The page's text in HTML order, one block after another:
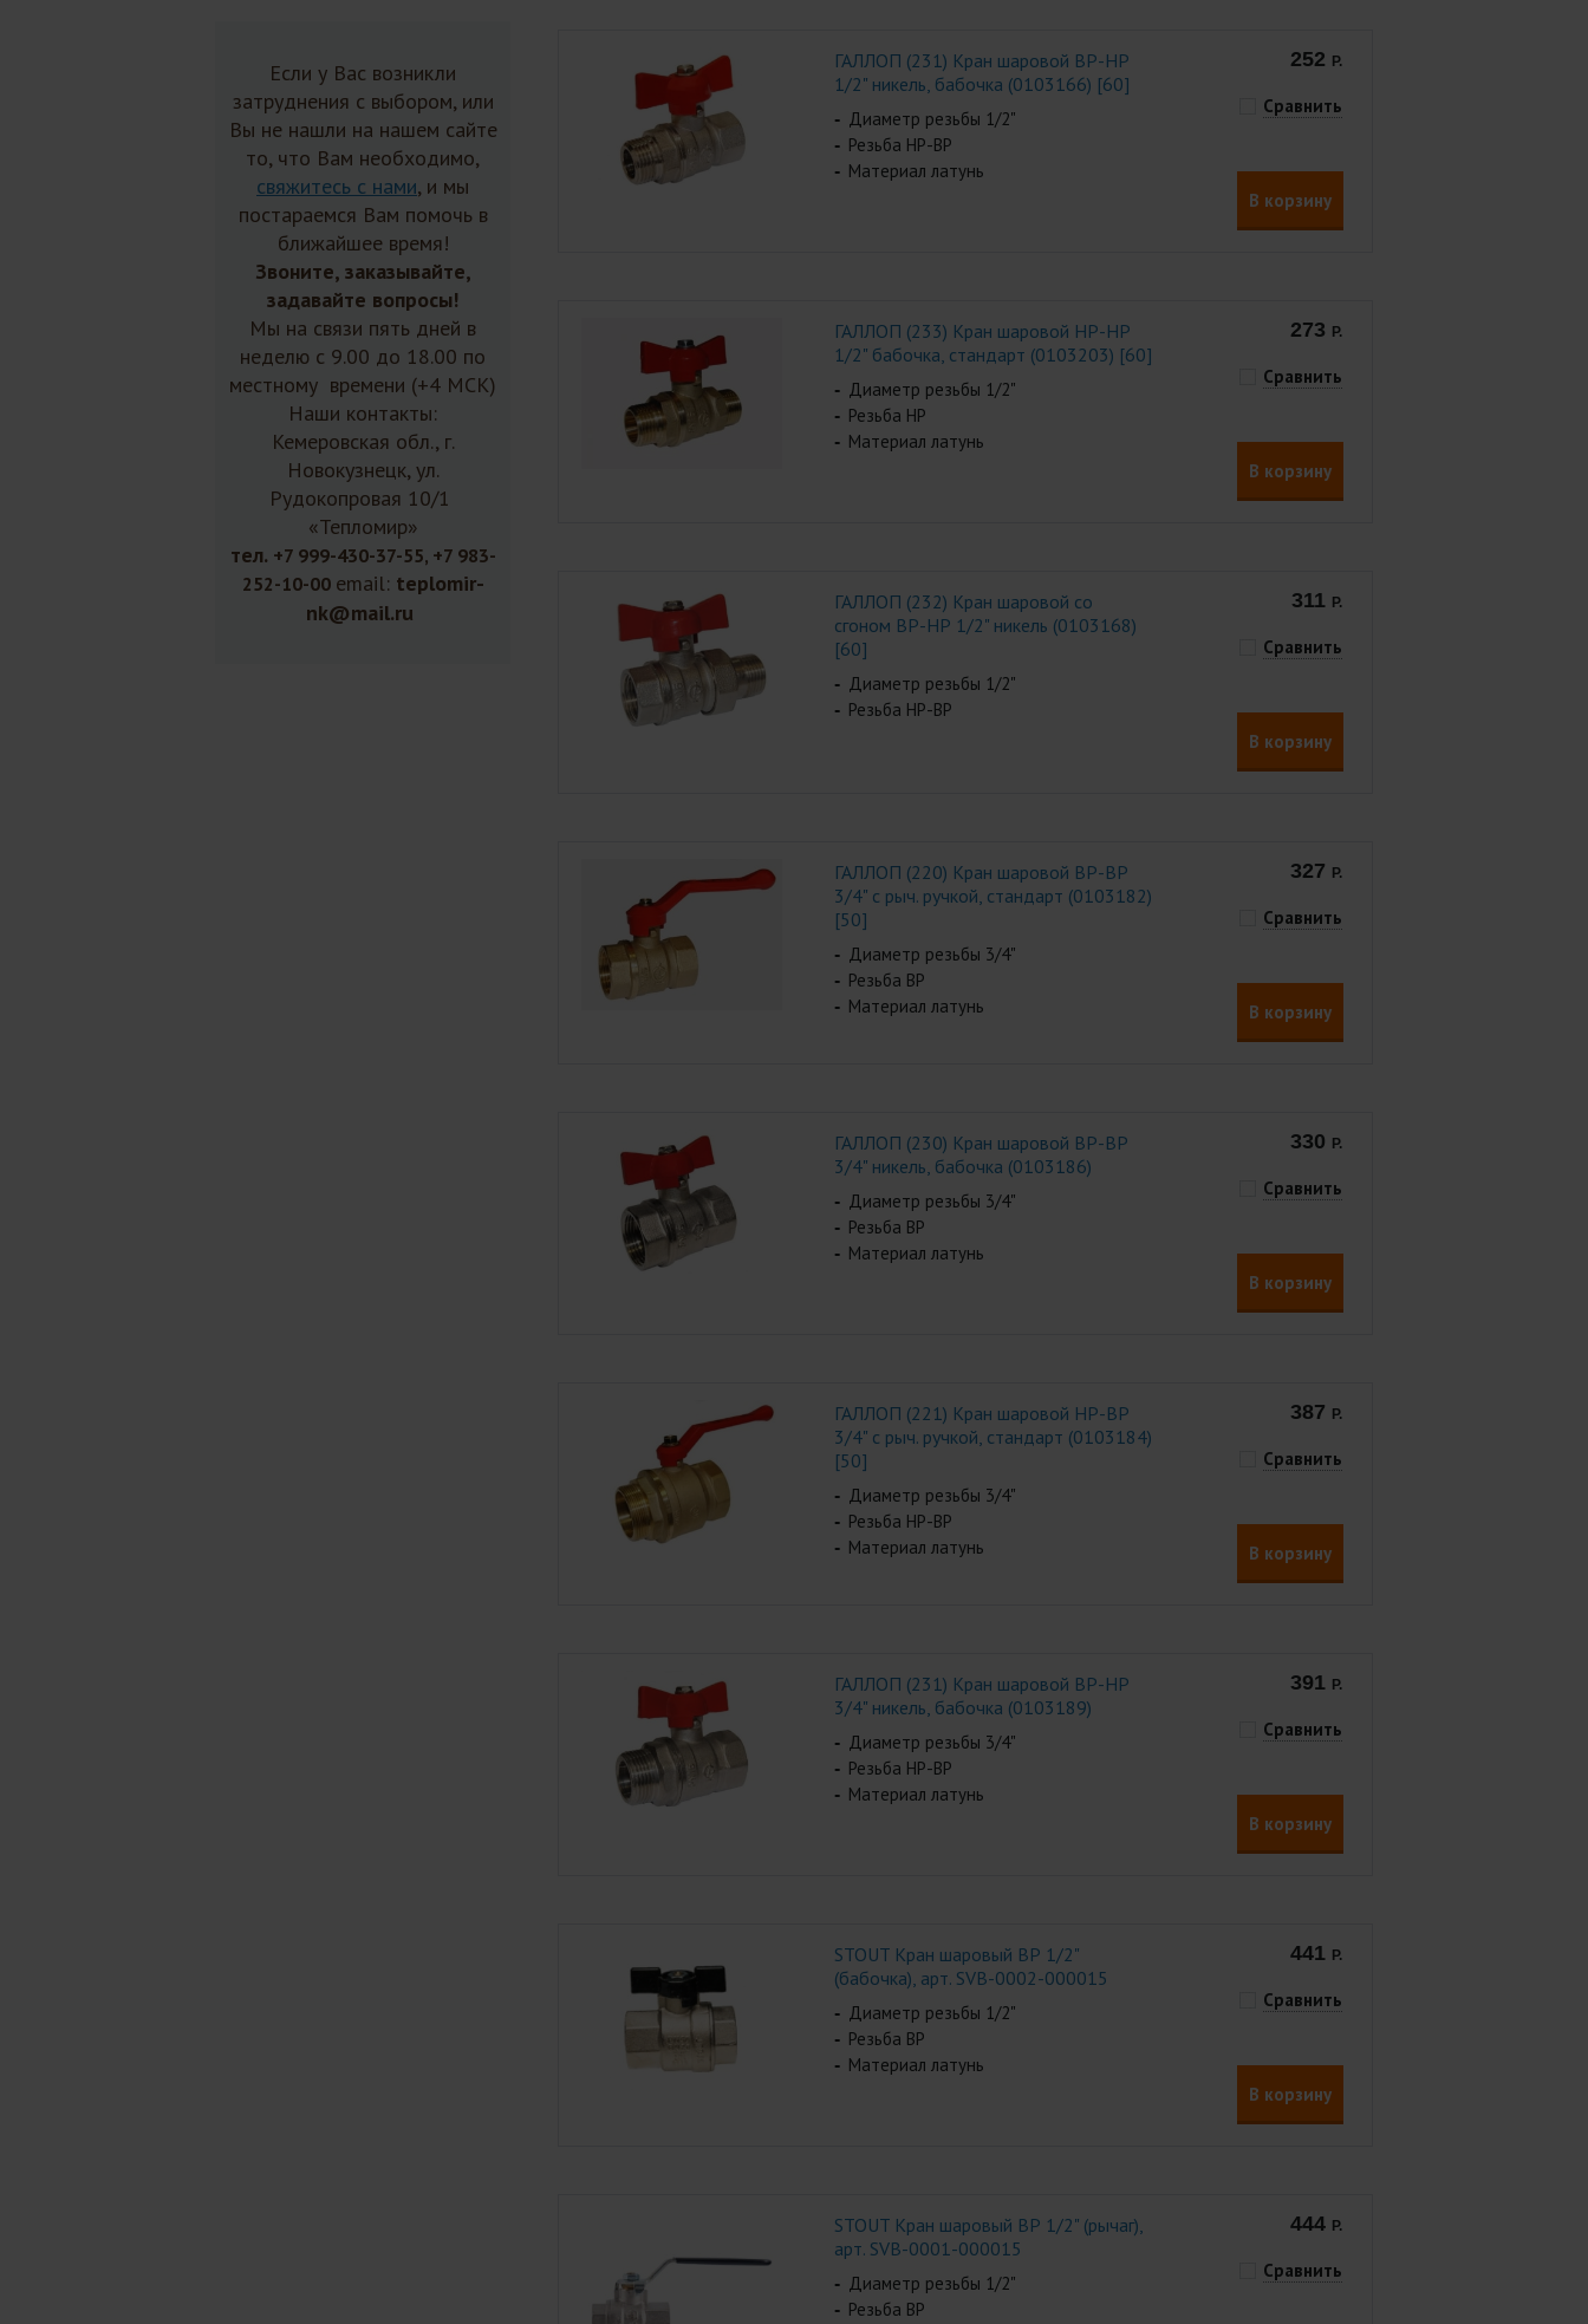
Если у Вас возникли
затруднения с выбором, или
Вы не нашли на нашем сайте
то, что Вам необходимо,
свяжитесь с нами, и мы
постараемся Вам помочь в
ближайшее время!
Звоните, заказывайте,
задавайте вопросы!
Мы на связи пять дней в
неделю с 9.00 до 18.00 по
местному времени (+4 МСК)
Наши контакты:
Кемеровская обл., г.
Новокузнецк, ул.
Рудокопровая 10/1
«Тепломир»
тел. +7 999-430-37-55, +7 983-
252-10-00 email: teplomir-
nk@mail.ru
ГАЛЛОП (231) Кран шаровой ВР-НР
1/2" никель, бабочка (0103166) [60]
Диаметр резьбы 1/2"
Резьба НР-ВР
Материал латунь
252 Р.
Сравнить
В корзину
ГАЛЛОП (233) Кран шаровой НР-НР
1/2" бабочка, стандарт (0103203) [60]
Диаметр резьбы 1/2"
Резьба НР
Материал латунь
273 Р.
Сравнить
В корзину
ГАЛЛОП (232) Кран шаровой со
сгоном ВР-НР 1/2" никель (0103168)
[60]
Диаметр резьбы 1/2"
Резьба НР-ВР
311 Р.
Сравнить
В корзину
ГАЛЛОП (220) Кран шаровой ВР-ВР
3/4" с рыч. ручкой, стандарт (0103182)
[50]
Диаметр резьбы 3/4"
Резьба ВР
Материал латунь
327 Р.
Сравнить
В корзину
ГАЛЛОП (230) Кран шаровой ВР-ВР
3/4" никель, бабочка (0103186)
Диаметр резьбы 3/4"
Резьба ВР
Материал латунь
330 Р.
Сравнить
В корзину
ГАЛЛОП (221) Кран шаровой НР-ВР
3/4" с рыч. ручкой, стандарт (0103184)
[50]
Диаметр резьбы 3/4"
Резьба НР-ВР
Материал латунь
387 Р.
Сравнить
В корзину
ГАЛЛОП (231) Кран шаровой ВР-НР
3/4" никель, бабочка (0103189)
Диаметр резьбы 3/4"
Резьба НР-ВР
Материал латунь
391 Р.
Сравнить
В корзину
STOUT Кран шаровый ВР 1/2"
(бабочка), арт. SVB-0002-000015
Диаметр резьбы 1/2"
Резьба ВР
Материал латунь
441 Р.
Сравнить
В корзину
STOUT Кран шаровый ВР 1/2" (рычаг),
арт. SVB-0001-000015
Диаметр резьбы 1/2"
Резьба ВР
444 Р.
Сравнить